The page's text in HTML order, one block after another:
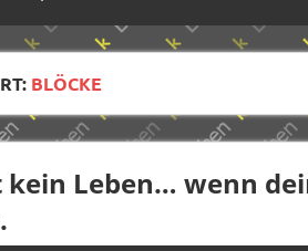
BLÖCKE
kein Leben… wenn